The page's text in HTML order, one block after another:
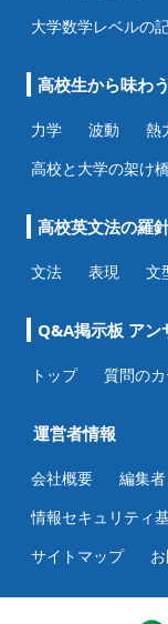
大学数学レベルの
高校生から味わ
力学 波動 熱
高校と大学の架け
高校英文法の羅
文法 表現 文
Q&A掲示板 アン
トップ 質問の
運営者情報
会社概要 編集者
情報セキュリティ
サイトマップ